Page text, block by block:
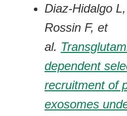
Diaz-Hidalgo
Rossin F, et
al.
dependent
recruitment of
exosomes